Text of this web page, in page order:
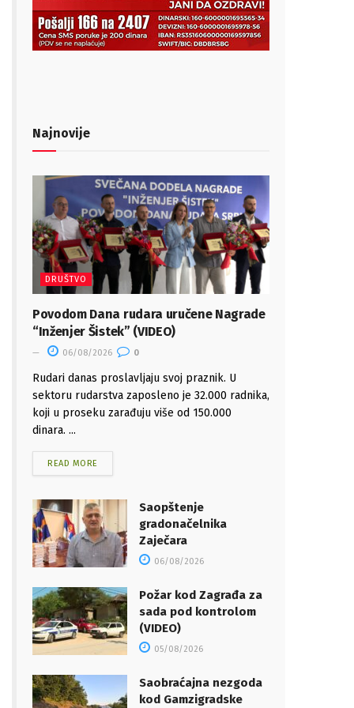
Najnovije
DRUŠTVO
Povodom Dana rudara uručene Nagrade
“Inženjer Šistek” (VIDEO)
06/08/2026 0
Rudari danas proslavljaju svoj praznik. U
sektoru rudarstva zaposleno je 32.000 radnika,
koji u proseku zarađuju više od 150.000
dinara. ...
READ MORE
Saopštenje
gradonačelnika
Zaječara
06/08/2026
Požar kod Zagrađa za
sada pod kontrolom
(VIDEO)
05/08/2026
Saobraćajna nezgoda
kod Gamzigradske